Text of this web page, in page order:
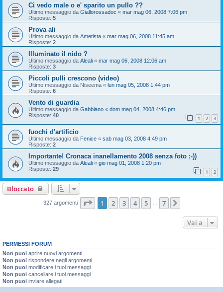
Ci vedo male o e' sparito un pullo ??
Ultimo messaggio da Giallorossadoc « mar mag 06, 2008 7:06 pm
Risposte: 5
Prova ali
Ultimo messaggio da Ametista « mar mag 06, 2008 11:45 am
Risposte: 2
Illuminato il nido ?
Ultimo messaggio da Aleali « mar mag 06, 2008 12:06 am
Risposte: 3
Piccoli pulli crescono (video)
Ultimo messaggio da Niseema « lun mag 05, 2008 1:44 pm
Risposte: 6
Vento di guardia
Ultimo messaggio da Gabbiano « dom mag 04, 2008 4:46 pm
Risposte: 40 1 2 3
fuochi d'artificio
Ultimo messaggio da Fenice « sab mag 03, 2008 4:49 pm
Risposte: 2
Importante! Cronaca inanellamento 2008 senza foto ;-))
Ultimo messaggio da Aleali « gio mag 01, 2008 1:20 pm
Risposte: 29 1 2
Bloccato
327 argomenti Pagina di
1 2 3 4 5 7
Vai a
PERMESSI FORUM
Non puoi aprire nuovi argomenti
Non puoi rispondere negli argomenti
Non puoi modificare i tuoi messaggi
Non puoi cancellare i tuoi messaggi
Non puoi inviare allegati